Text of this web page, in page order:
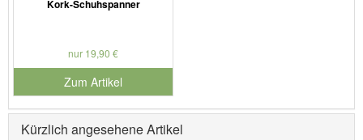
Kork-Schuhspanner
nur 19,90 €
Zum Artikel
Kürzlich angesehene Artikel